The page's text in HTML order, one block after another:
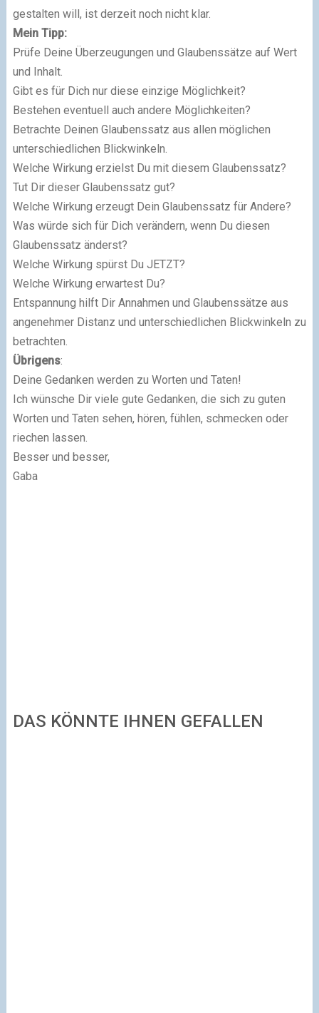
gestalten will, ist derzeit noch nicht klar.
Mein Tipp:
Prüfe Deine Überzeugungen und Glaubenssätze auf Wert
und Inhalt.
Gibt es für Dich nur diese einzige Möglichkeit?
Bestehen eventuell auch andere Möglichkeiten?
Betrachte Deinen Glaubenssatz aus allen möglichen
unterschiedlichen Blickwinkeln.
Welche Wirkung erzielst Du mit diesem Glaubenssatz?
Tut Dir dieser Glaubenssatz gut?
Welche Wirkung erzeugt Dein Glaubenssatz für Andere?
Was würde sich für Dich verändern, wenn Du diesen
Glaubenssatz änderst?
Welche Wirkung spürst Du JETZT?
Welche Wirkung erwartest Du?
Entspannung hilft Dir Annahmen und Glaubenssätze aus
angenehmer Distanz und unterschiedlichen Blickwinkeln zu
betrachten.
Übrigens:
Deine Gedanken werden zu Worten und Taten!
Ich wünsche Dir viele gute Gedanken, die sich zu guten
Worten und Taten sehen, hören, fühlen, schmecken oder
riechen lassen.
Besser und besser,
Gaba
DAS KÖNNTE IHNEN GEFALLEN